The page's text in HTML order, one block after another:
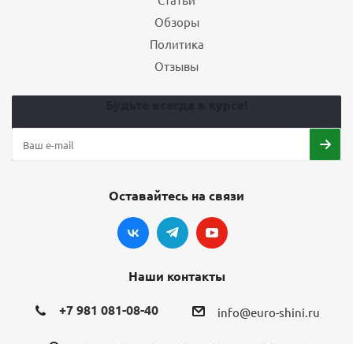
Обзоры
Политика
Отзывы
Оставайтесь на связи
Наши контакты
+7 981 081-08-40 info@euro-shini.ru